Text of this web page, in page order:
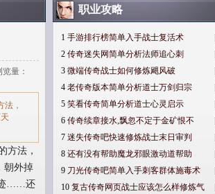
览量：
，
方法，
朝外掉
迹……还
职业攻略
1 手游排行榜简单入手战士复活术
2 传奇迷失网简单分析法师追心刺
3 微端传奇战士如何修炼飓风破
4 老传奇版本简单分析道士万剑归宗
5 笑看传奇简单分析道士心灵启示
6 传奇续章接水,飘忽不定于金矿恨不
7 迷失传奇吧快速修炼战士末日审判
8 还有没有帮助魔龙邪眼激动道帮助
9 刀光传奇吧简单入手刺客群体施毒术
10 复古传奇网页战士应该怎么样修炼气